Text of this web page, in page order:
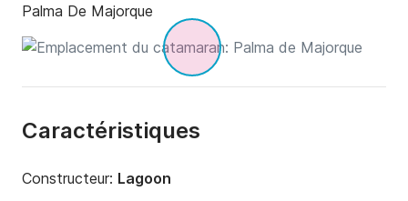
Palma De Majorque
Caractéristiques
Constructeur: Lagoon